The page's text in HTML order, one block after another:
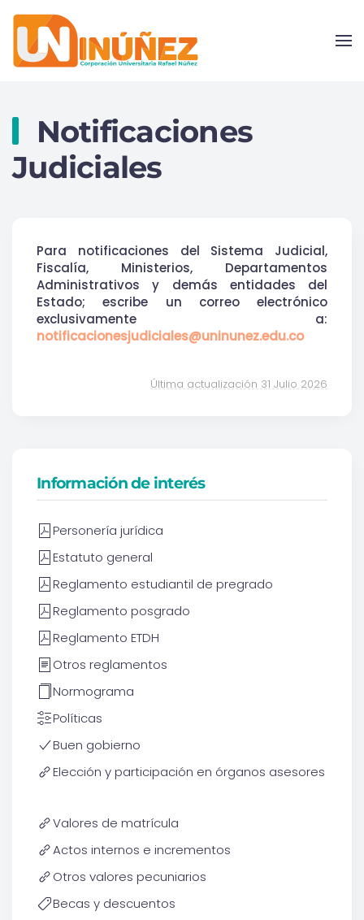
Skip to main content
Notificaciones
Judiciales
Para notificaciones del Sistema Judicial,
Fiscalía, Ministerios, Departamentos
Administrativos y demás entidades del
Estado; escribe un correo electrónico
exclusivamente a:
notificacionesjudiciales@uninunez.edu.co
Última actualización 31 Julio 2026
Información de interés
Personería jurídica
Estatuto general
Reglamento estudiantil de pregrado
Reglamento posgrado
Reglamento ETDH
Otros reglamentos
Normograma
Políticas
Buen gobierno
Elección y participación en órganos asesores
Valores de matrícula
Actos internos e incrementos
Otros valores pecuniarios
Becas y descuentos